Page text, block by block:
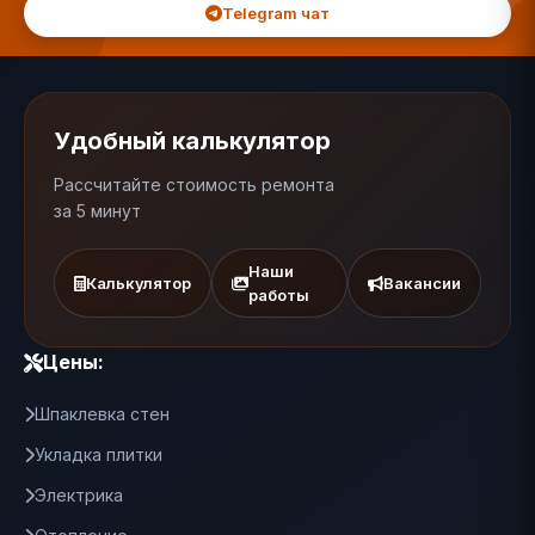
Telegram чат
Удобный калькулятор
Рассчитайте стоимость ремонта
за 5 минут
Калькулятор
Наши
работы
Вакансии
Цены:
Шпаклевка стен
Укладка плитки
Электрика